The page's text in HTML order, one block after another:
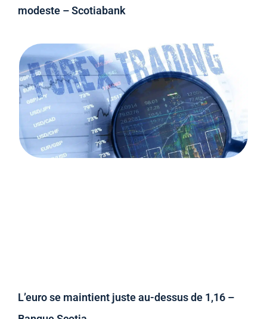
modeste – Scotiabank
L’euro se maintient juste au-dessus de 1,16 –